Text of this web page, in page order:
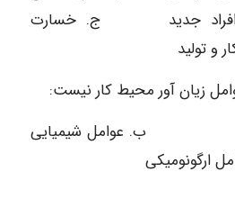
افراد جدید ج. خسارت
تولید
ب. عوامل شیمیایی
ارگونومیکی